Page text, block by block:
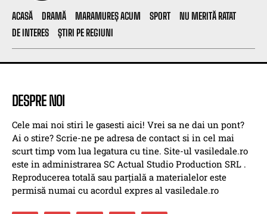
ACASĂ DRAMĂ MARAMUREȘ ACUM SPORT
NU MERITĂ RATAT
DE INTERES
ȘTIRI PE REGIUNI
DESPRE NOI
Cele mai noi stiri le gasesti aici! Vrei sa ne dai un pont?
Ai o stire? Scrie-ne pe adresa de contact si in cel mai
scurt timp vom lua legatura cu tine. Site-ul vasiledale.ro
este in administrarea SC Actual Studio Production SRL .
Reproducerea totală sau parțială a materialelor este
permisă numai cu acordul expres al vasiledale.ro